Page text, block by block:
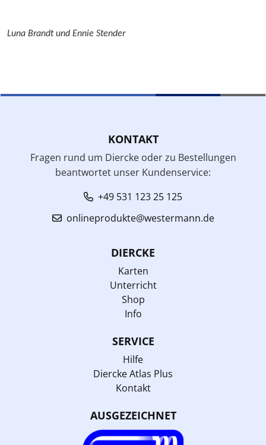
Luna Brandt und Ennie Stender
KONTAKT
Fragen rund um Diercke oder zu Bestellungen
beantwortet unser Kundenservice:
+49 531 123 25 125
onlineprodukte@westermann.de
DIERCKE
Karten
Unterricht
Shop
Info
SERVICE
Hilfe
Diercke Atlas Plus
Kontakt
AUSGEZEICHNET